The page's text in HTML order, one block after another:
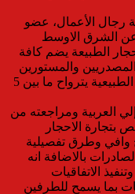
رجال الأعمال، عضو
عن الشرق الاوسط
الطبيعة يضم كافة
المصدريين والمستورين
حول العالم، مشيراً ان حجم تجارة الأحجار الطبيعية يترواح ما بين 5
العربية ومراجعته من
بتجارة الاحجار
وافي وطرق تفصيلية
بالاضافة انه
الاتفاقيات
بما يسمح للطرفين